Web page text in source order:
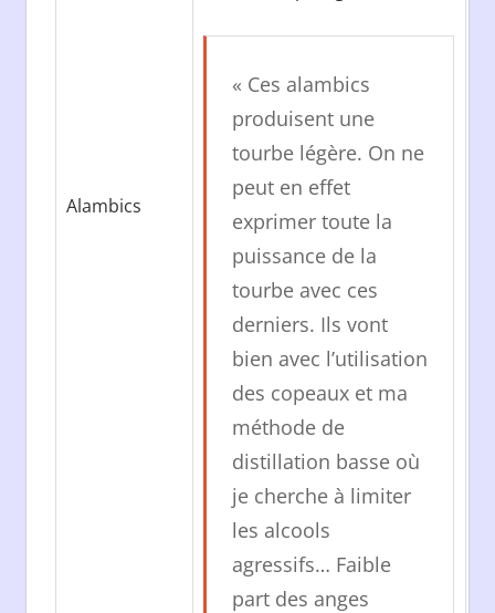
Alambics
« Ces alambics
produisent une
tourbe légère. On ne
peut en effet
exprimer toute la
puissance de la
tourbe avec ces
derniers. Ils vont
bien avec l’utilisation
des copeaux et ma
méthode de
distillation basse où
je cherche à limiter
les alcools
agressifs… Faible
part des anges